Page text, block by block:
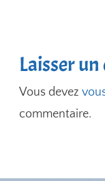
Laisser
Vous devez
commentaire.